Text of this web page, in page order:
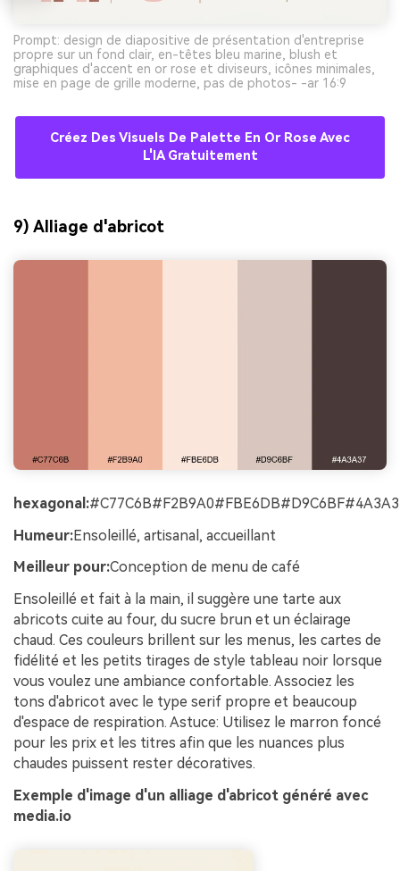
Prompt: design de diapositive de présentation d'entreprise
propre sur un fond clair, en-têtes bleu marine, blush et
graphiques d'accent en or rose et diviseurs, icônes minimales,
mise en page de grille moderne, pas de photos- -ar 16:9
Créez Des Visuels De Palette En Or Rose Avec
L'IA Gratuitement
9) Alliage d'abricot
hexagonal:
Humeur:Ensoleillé, artisanal, accueillant
Meilleur pour:Conception de menu de café
Ensoleillé et fait à la main, il suggère une tarte aux
abricots cuite au four, du sucre brun et un éclairage
chaud. Ces couleurs brillent sur les menus, les cartes de
fidélité et les petits tirages de style tableau noir lorsque
vous voulez une ambiance confortable. Associez les
tons d'abricot avec le type serif propre et beaucoup
d'espace de respiration. Astuce: Utilisez le marron foncé
pour les prix et les titres afin que les nuances plus
chaudes puissent rester décoratives.
Exemple d'image d'un alliage d'abricot généré avec
media.io